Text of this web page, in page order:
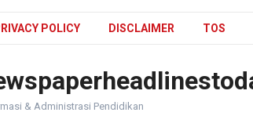
POLICY DISCLAIMER TOS
& Administrasi Pendidikan